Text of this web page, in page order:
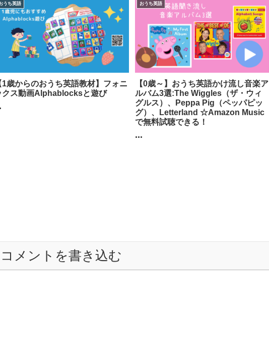
うち英語
1歳からのおうち英語教材】フォニ
クス動画Alphablocksと遊び
おうち英語
【0歳～】おうち英語かけ流し音楽ア
ルバム3選:The Wiggles（ザ・ウィ
グルス）、Peppa Pig（ペッパピッ
グ）、Letterland ☆Amazon Music
で無料試聴できる！
...
コメントを書き込む